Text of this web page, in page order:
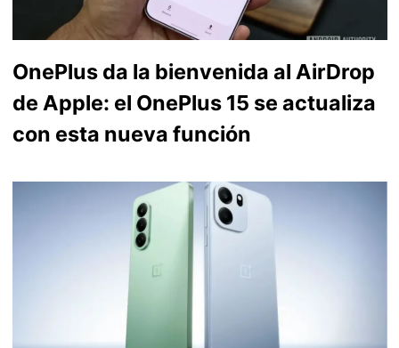
OnePlus da la bienvenida al AirDrop
de Apple: el OnePlus 15 se actualiza
con esta nueva función